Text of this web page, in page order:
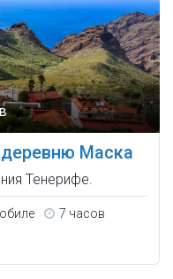
Маска
Тенерифе.
7 часов